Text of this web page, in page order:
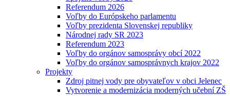
Referendum 2026
Voľby do Európskeho parlamentu
Voľby prezidenta Slovenskej republiky
Národnej rady SR 2023
Referendum 2023
Voľby do orgánov samosprávy obcí 2022
Voľby do orgánov samosprávnych krajov 2022
Projekty
Zdroj pitnej vody pre obyvateľov v obci Jelenec
Vytvorenie a modernizácia moderných učební ZŠ